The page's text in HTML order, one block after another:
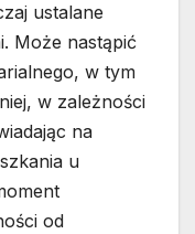
ustalane
Może nastąpić
w tym
w zależności
na
u
od